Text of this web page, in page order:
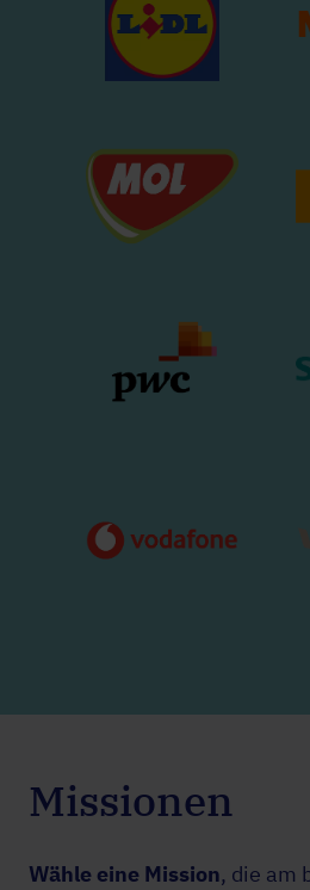
Missionen
Wähle eine Mission, die am